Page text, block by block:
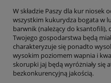
W składzie Paszy dla kur niosek
wszystkim kukurydza bogata w
barwnik (należący do ksantofili),
Twojego gospodarstwa będą
charakteryzuje się ponadto
wysokim poziomem wapnia i
skorupki jaj będą wyróżniały się
bezkonkurencyjną jakością.